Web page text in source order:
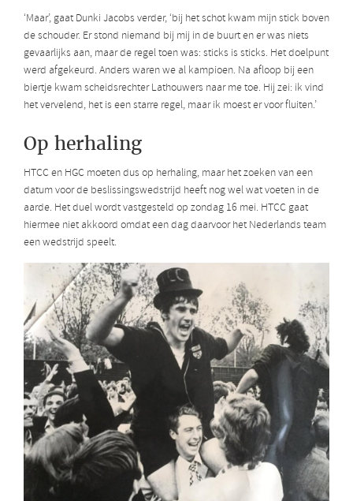
‘Maar’, gaat Dunki Jacobs verder, ‘bij het schot kwam mijn stick boven
de schouder. Er stond niemand bij mij in de buurt en er was niets
gevaarlijks aan, maar de regel toen was: sticks is sticks. Het doelpunt
werd afgekeurd. Anders waren we al kampioen. Na afloop bij een
biertje kwam scheidsrechter Lathouwers naar me toe. Hij zei: ik vind
het vervelend, het is een starre regel, maar ik moest er voor fluiten.’
Op herhaling
HTCC en HGC moeten dus op herhaling, maar het zoeken van een
datum voor de beslissingswedstrijd heeft nog wel wat voeten in de
aarde. Het duel wordt vastgesteld op zondag 16 mei. HTCC gaat
hiermee niet akkoord omdat een dag daarvoor het Nederlands team
een wedstrijd speelt.